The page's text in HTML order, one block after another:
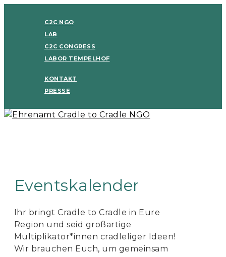
C2C NGO
LAB
C2C CONGRESS
LABOR TEMPELHOF
KONTAKT
PRESSE
Eventskalender
Ihr bringt Cradle to Cradle in Eure
Region und seid großartige
Multiplikator*innen cradleliger Ideen!
Wir brauchen Euch, um gemeinsam